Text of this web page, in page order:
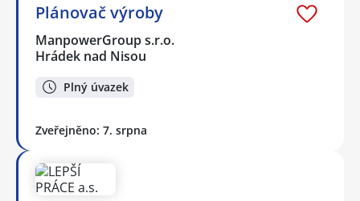
Plánovač výroby
ManpowerGroup s.r.o.
Hrádek nad Nisou
Plný úvazek
Zveřejněno: 7. srpna